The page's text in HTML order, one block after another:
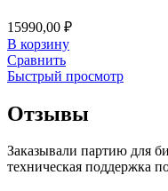
15990,00 ₽
В корзину
Сравнить
Быстрый просмотр
Отзывы
Заказывали партию для
техническая поддержка